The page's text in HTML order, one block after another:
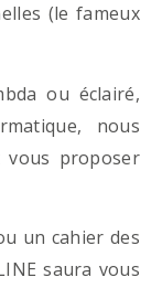
(le fameux
ou éclairé,
nous
vous proposer
un cahier des
saura vous